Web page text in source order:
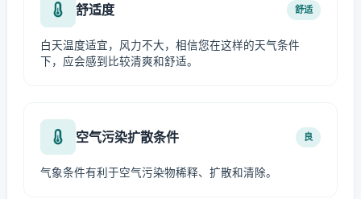
舒适度 舒适
白天温度适宜，风力不大，相信您在这样的天气条件
下，应会感到比较清爽和舒适。
空气污染扩散条件 良
气象条件有利于空气污染物稀释、扩散和清除。